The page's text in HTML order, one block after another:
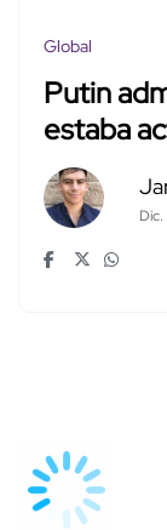
Global
Putin
estaba